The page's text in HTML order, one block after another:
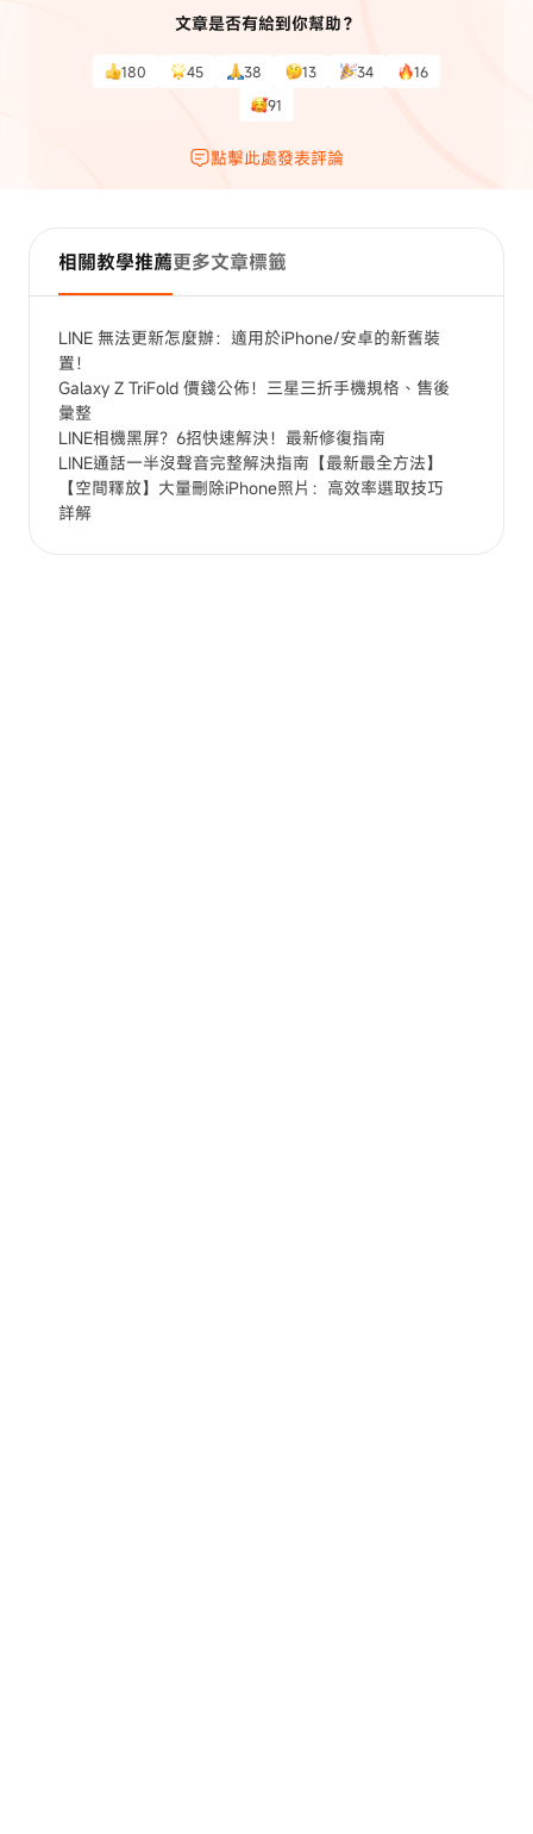
文章是否有給到你幫助？
180 45 38 13 34
16
91
點擊此處發表評論
相關教學推薦更多文章標籤
LINE 無法更新怎麼辦：適用於iPhone/安卓的新舊裝
置！
Galaxy Z TriFold 價錢公佈！三星三折手機規格、售後
彙整
LINE相機黑屏？6招快速解決！最新修復指南
LINE通話一半沒聲音完整解決指南【最新最全方法】
【空間釋放】大量刪除iPhone照片：高效率選取技巧
詳解